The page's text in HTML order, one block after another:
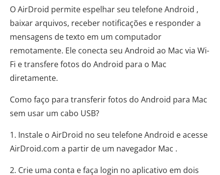
O AirDroid permite espelhar seu telefone Android ,
baixar arquivos, receber notificações e responder a
mensagens de texto em um computador
remotamente. Ele conecta seu Android ao Mac via Wi-
Fi e transfere fotos do Android para o Mac
diretamente.
Como faço para transferir fotos do Android para Mac
sem usar um cabo USB?
1. Instale o AirDroid no seu telefone Android e acesse
AirDroid.com a partir de um navegador Mac .
2. Crie uma conta e faça login no aplicativo em dois